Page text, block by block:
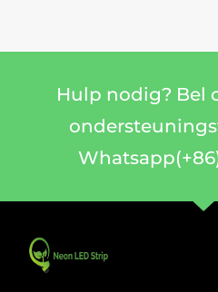
Hulp nodig? Bel
Whatsapp(+86)